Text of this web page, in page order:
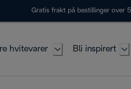
Gratis frakt på bestillinger over
hvitevarer Bli inspirert